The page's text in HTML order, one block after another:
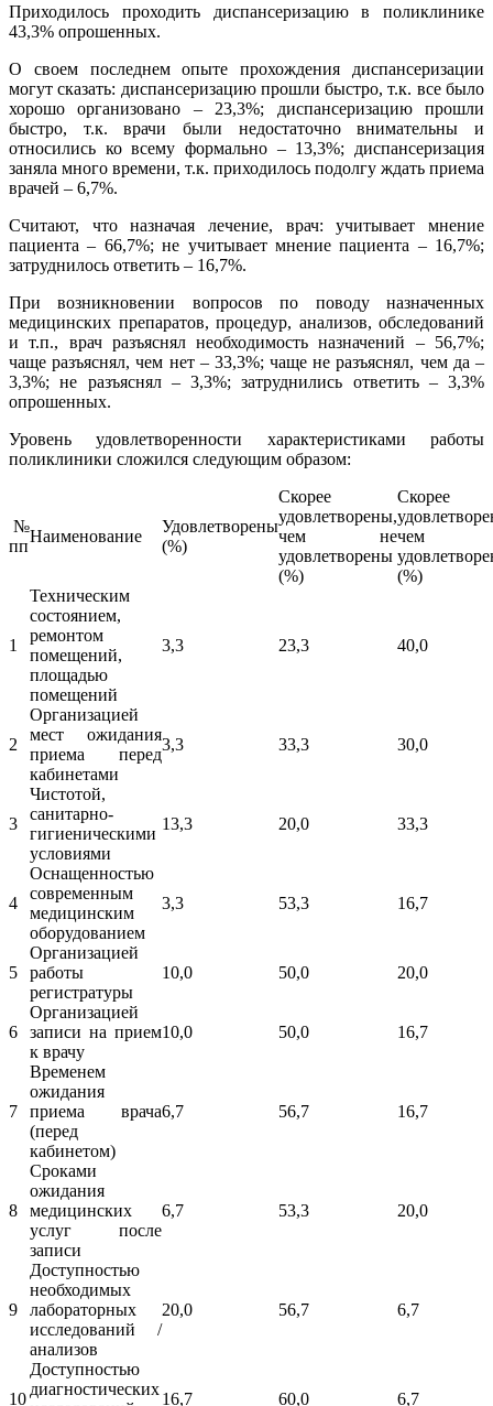
Приходилось проходить диспансеризацию в поликлинике
43,3% опрошенных.
О своем последнем опыте прохождения диспансеризации
могут сказать: диспансеризацию прошли быстро, т.к. все было
хорошо организовано – 23,3%; диспансеризацию прошли
быстро, т.к. врачи были недостаточно внимательны и
относились ко всему формально – 13,3%; диспансеризация
заняла много времени, т.к. приходилось подолгу ждать приема
врачей – 6,7%.
Считают, что назначая лечение, врач: учитывает мнение
пациента – 66,7%; не учитывает мнение пациента – 16,7%;
затруднилось ответить – 16,7%.
При возникновении вопросов по поводу назначенных
медицинских препаратов, процедур, анализов, обследований
и т.п., врач разъяснял необходимость назначений – 56,7%;
чаще разъяснял, чем нет – 33,3%; чаще не разъяснял, чем да –
3,3%; не разъяснял – 3,3%; затруднились ответить – 3,3%
опрошенных.
Уровень удовлетворенности характеристиками работы
поликлиники сложился следующим образом:
№
пп
Наименование
Удовлетворены
(%)
Скорее
удовлетворены,
чем не
удовлетворены
(%)
Скорее
чем
(%)
1
Техническим
состоянием,
ремонтом
помещений,
площадью
помещений
3,3 23,3 40,0
2
Организацией
мест ожидания
приема перед
кабинетами
3,3 33,3 30,0
3
Чистотой,
санитарно-
гигиеническими
условиями
13,3 20,0 33,3
4
Оснащенностью
современным
медицинским
оборудованием
3,3 53,3 16,7
5
Организацией
работы
регистратуры
10,0 50,0 20,0
6
Организацией
записи на прием
к врачу
10,0 50,0 16,7
7
Временем
ожидания
приема врача
(перед
кабинетом)
6,7 56,7 16,7
8
Сроками
ожидания
медицинских
услуг после
записи
6,7 53,3 20,0
9
Доступностью
необходимых
лабораторных
исследований /
анализов
20,0 56,7 6,7
10
Доступностью
диагностических
16,7 60,0 6,7